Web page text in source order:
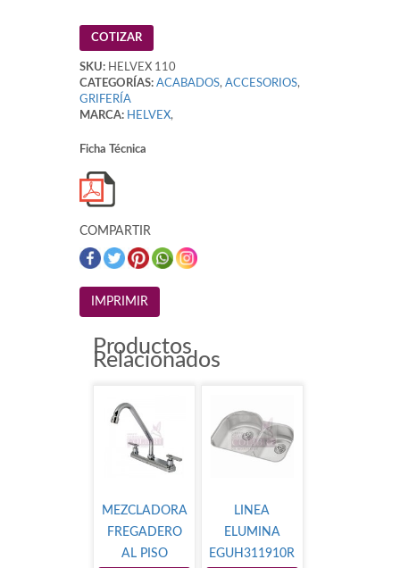
COTIZAR
SKU: HELVEX 110
CATEGORÍAS: ACABADOS, ACCESORIOS,
GRIFERÍA
MARCA: HELVEX,
Ficha Técnica
COMPARTIR
Productos
Relacionados
MEZCLADORA
FREGADERO
AL PISO
LINEA
ELUMINA
EGUH311910R